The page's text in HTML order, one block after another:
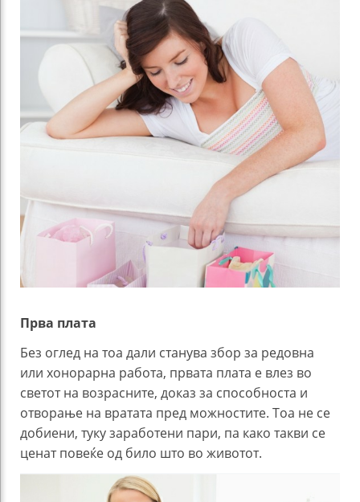
Прва плата
Без оглед на тоа дали станува збор за редовна
или хонорарна работа, првата плата е влез во
светот на возрасните, доказ за способноста и
отворање на вратата пред можностите. Тоа не се
добиени, туку заработени пари, па како такви се
ценат повеќе од било што во животот.